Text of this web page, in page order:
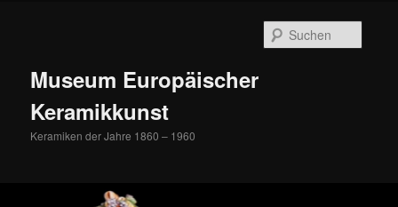
Museum Europäischer
Keramikkunst
Keramiken der Jahre 1860 – 1960